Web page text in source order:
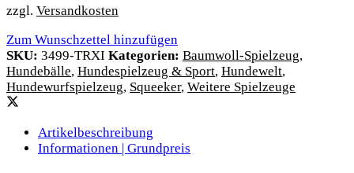
zzgl. Versandkosten
Zum Wunschzettel hinzufügen
SKU: 3499-TRXI Kategorien: Baumwoll-Spielzeug,
Hundebälle, Hundespielzeug & Sport, Hundewelt,
Hundewurfspielzeug, Squeeker, Weitere Spielzeuge
Artikelbeschreibung
Informationen | Grundpreis